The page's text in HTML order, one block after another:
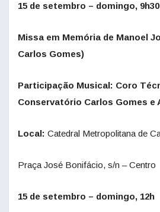
15 de setembro – domingo, 9h30
Missa em Memória de Manoel
Carlos Gomes)
Participação Musical: Coro
Conservatório Carlos Gomes e
Local: Catedral Metropolitana de
Praça José Bonifácio, s/n – Centro
15 de setembro – domingo, 12h